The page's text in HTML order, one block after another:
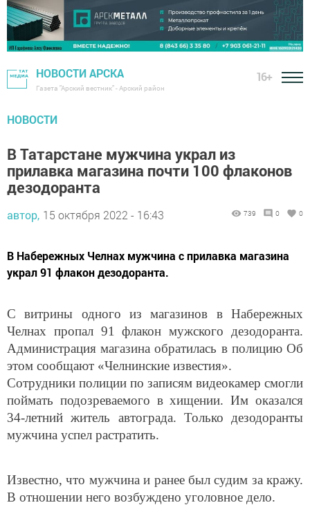
НОВОСТИ АРСКА
Газета "Арский вестник" - Арский район
16+
НОВОСТИ
В Татарстане мужчина украл из
прилавка магазина почти 100 флаконов
дезодоранта
автор, 15 октября 2022 - 16:43 739 0 0
В Набережных Челнах мужчина с прилавка магазина
украл 91 флакон дезодоранта.
С витрины одного из магазинов в Набережных
Челнах пропал 91 флакон мужского дезодоранта.
Администрация магазина обратилась в полицию Об
этом сообщают «Челнинские известия».
Сотрудники полиции по записям видеокамер смогли
поймать подозреваемого в хищении. Им оказался
34-летний житель автограда. Только дезодоранты
мужчина успел растратить.
Известно, что мужчина и ранее был судим за кражу.
В отношении него возбуждено уголовное дело.